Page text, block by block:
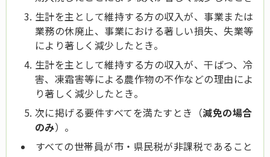
生計を主として維持する方の収入が、事業または
業務の休廃止、事業における著しい損失、失業等
により著しく減少したとき。
生計を主として維持する方の収入が、干ばつ、冷
害、凍霜害等による農作物の不作などの理由によ
り著しく減少したとき。
次に掲げる要件すべてを満たすとき（減免の場合
のみ）。
すべての世帯員が市・県民税が非課税であること